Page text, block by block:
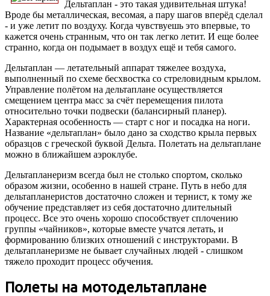
Дельтаплан - это такая удивительная штука!
Вроде бы металлическая, весомая, а пару шагов вперёд сделал
- и уже летит по воздуху. Когда чувствуешь это впервые, то
кажется очень странным, что он так легко летит. И еще более
странно, когда он подымает в воздух ещё и тебя самого.
Дельтаплан — летательный аппарат тяжелее воздуха,
выполненный по схеме бесхвостка со стреловидным крылом.
Управление полётом на дельтаплане осуществляется
смещением центра масс за счёт перемещения пилота
относительно точки подвески (балансирный планер).
Характерная особенность — старт с ног и посадка на ноги.
Название «дельтаплан» было дано за сходство крыла первых
образцов с греческой буквой Дельта. Полетать на дельтаплане
можно в ближайшем аэроклубе.
Дельтапланеризм всегда был не столько спортом, сколько
образом жизни, особенно в нашей стране. Путь в небо для
дельтапланеристов достаточно сложен и тернист, к тому же
обучение представляет из себя достаточно длительный
процесс. Все это очень хорошо способствует сплочению
группы «чайников», которые вместе учатся летать, и
формированию близких отношений с инструкторами. В
дельтапланеризме не бывает случайных людей - слишком
тяжело проходит процесс обучения.
Полеты на мотодельтаплане